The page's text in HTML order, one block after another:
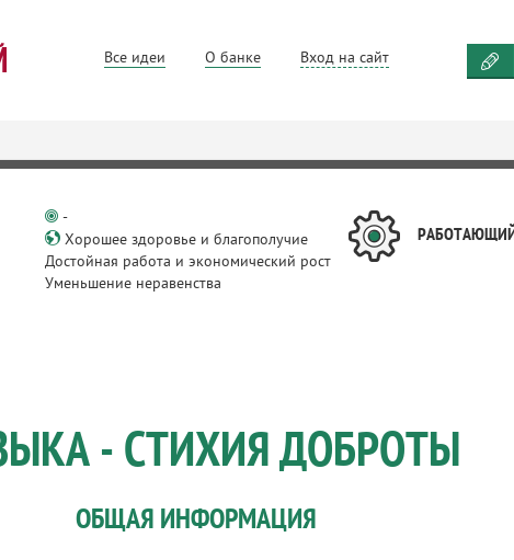
Все идеи О банке Вход на сайт
-
Хорошее здоровье и благополучие
Достойная работа и экономический рост
Уменьшение неравенства
- СТИХИЯ ДОБРОТЫ
ОБЩАЯ ИНФОРМАЦИЯ